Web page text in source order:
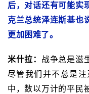
后，对话还有可能实
克兰总统泽连斯基也
更加困难了。
米什拉： 战争总是滋
尽管我们并不总是
中，数以万计的平民